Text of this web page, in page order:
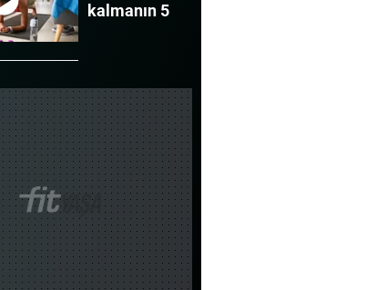
kalmanın 5
Kaslar neden
ertesi gün
ağrır?